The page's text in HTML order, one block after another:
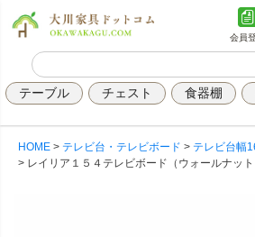
会員
テーブル チェスト 食器棚
HOME テレビ台・テレビボード
テレビ台幅
レイリア１５４テレビボード（ウォールナット